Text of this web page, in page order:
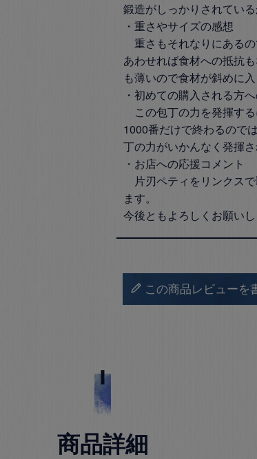
鍛造がしっかりされてい
・重さやサイズの感想
重さもそれなりにある
あわせれば食材への抵抗
も薄いので食材が斜めに
・初めての購入される方
この包丁の力を発揮す
1000番だけで終わるので
丁の力がいかんなく発揮
・お店への応援コメント
片刃ペティをリンクス
ます。
今後ともよろしくお願い
この商品レビューを
商品詳細